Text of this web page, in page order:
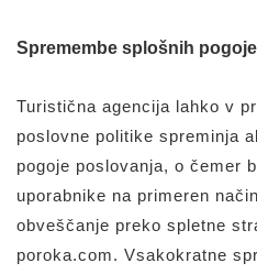
Spremembe splošnih
Turistična agencija lahko v
poslovne politike spreminja
pogoje poslovanja, o čemer
uporabnike na primeren
obveščanje preko spletne
poroka.com. Vsakokratne